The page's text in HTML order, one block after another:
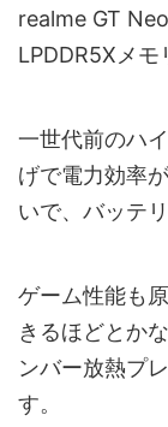
realme GT
LPDDR5Xメモ
一世代前のハ
げで電力効率
いで、バッテ
ゲーム性能も
きるほどとか
ンバー放熱プ
す。